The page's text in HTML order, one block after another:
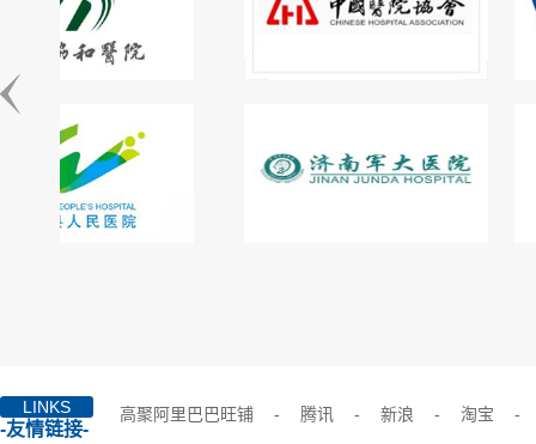
LINKS
-友情链接-
高聚阿里巴巴旺铺 - 腾讯 - 新浪 - 淘宝 -